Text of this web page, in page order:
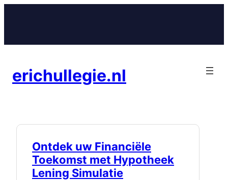
inhoud
erichullegie.nl
Ontdek uw Financiële
Toekomst met Hypotheek
Lening Simulatie